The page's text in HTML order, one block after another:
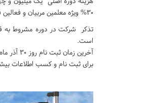
۳۰% ویژه معلمین مربیان و فعالین فرهنگی ۹۹۰ هزار تومان است.
تذکر شرکت در دوره مشروط به
است.
آخرین زمان ثبت نام روز ۳۰ آذر ماه و زمان دوره حضوری اوایل زمستان ۱۴۰۳ روزهای یکشنبه ها ساعت ۱۴:۳۰ می‌باشد.
برای ثبت نام و کسب اطلاعات